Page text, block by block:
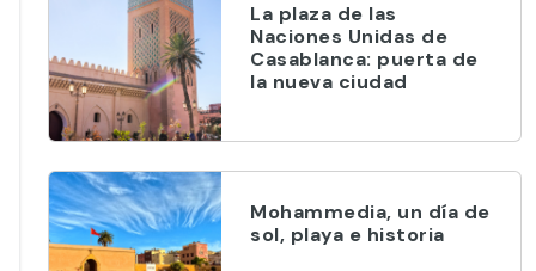
La plaza de las
Naciones Unidas de
Casablanca: puerta de
la nueva ciudad
Mohammedia, un día de
sol, playa e historia